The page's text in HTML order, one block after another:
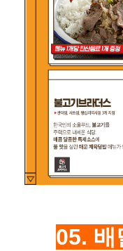
05. 배